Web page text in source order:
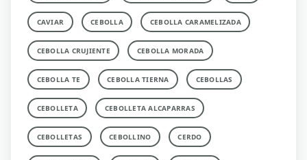
CAVIAR CEBOLLA CEBOLLA CARAMELIZADA
CEBOLLA CRUJIENTE CEBOLLA MORADA
CEBOLLA TE CEBOLLA TIERNA CEBOLLAS
CEBOLLETA CEBOLLETA ALCAPARRAS
CEBOLLETAS CEBOLLINO CERDO